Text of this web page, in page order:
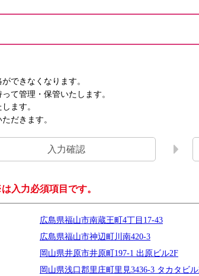
できなくなります。
て管理・保管いたします。
ます。
だきます。
入力確認
入力必須項目です。
広島県福山市南蔵王町4丁目17-43
広島県福山市神辺町川南420-3
岡山県井原市井原町197-1 出原ビル2F
岡山県浅口郡里庄町里見3436-3 タカタビ